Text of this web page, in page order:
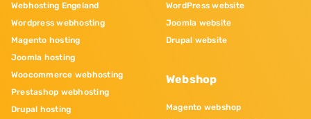
Webhosting Engeland
Wordpress webhosting
Magento hosting
Joomla hosting
Woocommerce webhosting
Prestashop webhosting
Drupal hosting
WordPress website
Joomla website
Drupal website
Webshop
Magento webshop